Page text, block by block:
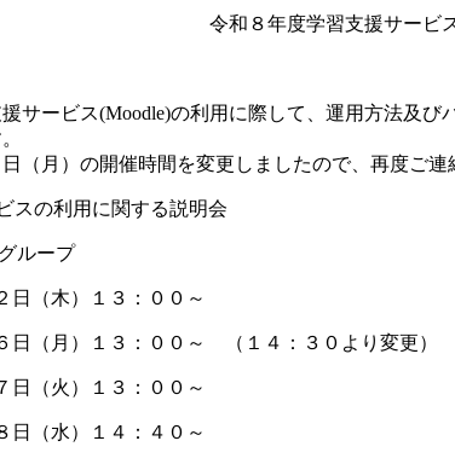
令和８年度学習支援サービ
サービス(Moodle)の利用に際して、運用方法及
（月）の開催時間を変更しましたので、再度ご連
スの利用に関する説明会
ループ
日（木）１３：００～
日（月）１３：００～ （１４：３０より変更）
日（火）１３：００～
日（水）１４：４０～